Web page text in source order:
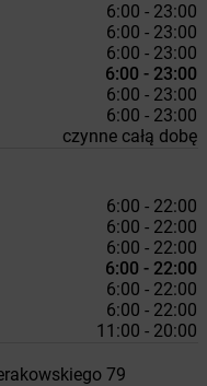
6:00 - 23:00
6:00 - 23:00
6:00 - 23:00
6:00 - 23:00
6:00 - 23:00
6:00 - 23:00
czynne całą dobę
6:00 - 22:00
6:00 - 22:00
6:00 - 22:00
6:00 - 22:00
6:00 - 22:00
6:00 - 22:00
11:00 - 20:00
79